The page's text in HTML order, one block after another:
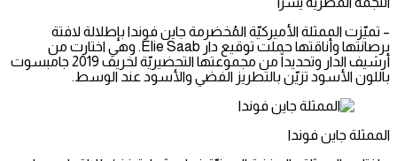
– تميّزت الممثلة الأميركيّة المُخضرمة جاين فوندا بإطلالة لافتة
برصانتها وأناقتها حملت توقيع دار Elie Saab. وهي اختارت من
أرشيف الدار وتحديداً من مجموعتها التحضيريّة لخريف 2019 جامبسوت
باللون الأسود تزيّن بالتطريز الفضي والأسود عند الوسط.
الممثلة جاين فوندا